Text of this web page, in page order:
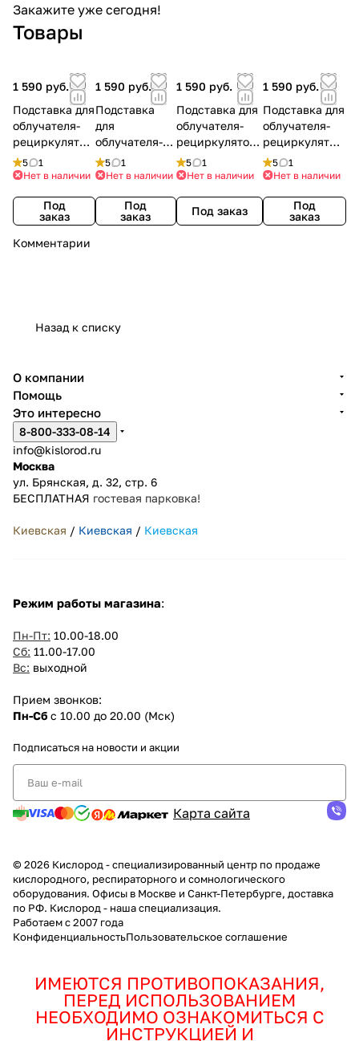
Закажите уже сегодня!
Товары
1 590 руб.
Подставка для
облучателя-
рециркулятор
а Армед Home
(голубая)
5
1
Нет в наличии
Под
заказ
1 590 руб.
Подставка
для
облучателя-
рециркулятор
а Армед Home
5
1
Нет в наличии
Под
заказ
1 590 руб.
Подставка для
облучателя-
рециркулятора
Армед Home
(оранжевая)
5
1
Нет в наличии
Под заказ
1 590 руб.
Подставка для
облучателя-
рециркулятор
а Армед Home
(зеленая)
5
1
Нет в наличии
Под
заказ
Комментарии
Назад к списку
О компании
Помощь
Это интересно
8-800-333-08-14
info@kislorod.ru
Москва
ул. Брянская, д. 32, стр. 6
БЕСПЛАТНАЯ гостевая парковка!
Киевская / Киевская / Киевская
Режим работы магазина:
Пн-Пт: 10.00-18.00
Сб: 11.00-17.00
Вс: выходной
Прием звонков:
Пн-Сб с 10.00 до 20.00 (Мск)
Подписаться на новости и акции
Карта сайта
© 2026 Кислород - специализированный центр по продаже
кислородного, респираторного и сомнологического
оборудования. Офисы в Москве и Санкт-Петербурге, доставка
по РФ. Кислород - наша специализация.
Работаем с 2007 года
КонфиденциальностьПользовательское соглашение
ИМЕЮТСЯ ПРОТИВОПОКАЗАНИЯ,
ПЕРЕД ИСПОЛЬЗОВАНИЕМ
НЕОБХОДИМО ОЗНАКОМИТЬСЯ С
ИНСТРУКЦИЕЙ И